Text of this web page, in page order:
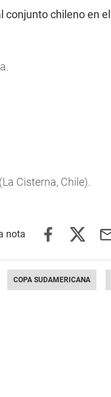
chileno en
Cisterna, Chile).
COPA SUDAMERICANA